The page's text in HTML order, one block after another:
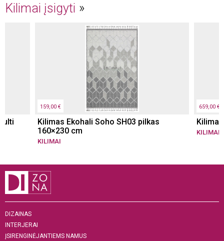
Kilimai įsigyti
159,00 €
Kilimas Ekohali Soho SH03 pilkas
160×230 cm
KILIMAI
659,00 €
KILIMAI
DIZAINAS
INTERJERAI
ĮSIRENGINĖJANTIEMS NAMUS